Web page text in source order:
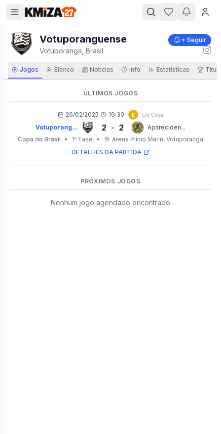
Votuporanguense
Votuporanga, Brasil
+ Seguir
Jogos Elenco Notícias Info Estatísticas
ÚLTIMOS JOGOS
26/02/2025 19:30 E Em Casa
Votuporang... 2 × 2
Apareciden...
Copa do Brasil
• 1ª Fase • Arena Plínio Marin, Votuporanga
DETALHES DA PARTIDA
PRÓXIMOS JOGOS
Nenhum jogo agendado encontrado